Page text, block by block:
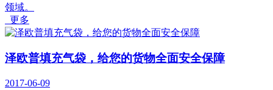
领域。
更多
泽欧普填充气袋，给您的货物全面安全保障
2017-06-09